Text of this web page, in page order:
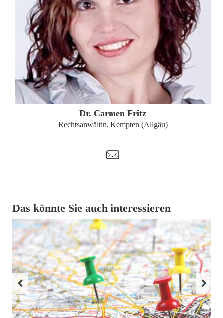
ZUM PROFIL
Dr. Carmen Fritz
Rechtsanwältin, Kempten (Allgäu)
t
Das könnte Sie auch interessieren